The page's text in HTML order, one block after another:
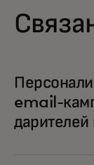
email-
дарителей